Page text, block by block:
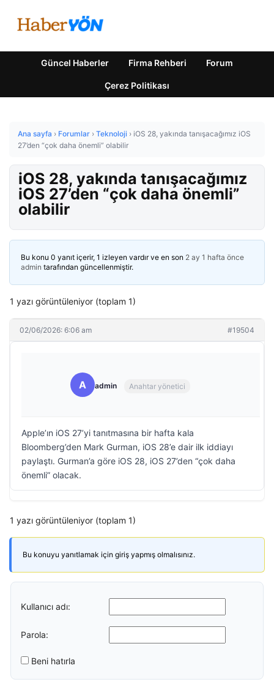
Güncel Haberler Firma Rehberi Forum
Çerez Politikası
Ana sayfa › Forumlar › Teknoloji › iOS 28, yakında tanışacağımız iOS
27’den “çok daha önemli” olabilir
iOS 28, yakında tanışacağımız
iOS 27’den “çok daha önemli”
olabilir
Bu konu 0 yanıt içerir, 1 izleyen vardır ve en son 2 ay 1 hafta önce
admin tarafından güncellenmiştir.
1 yazı görüntüleniyor (toplam 1)
02/06/2026: 6:06 am #19504
A admin Anahtar yönetici
Apple’ın iOS 27’yi tanıtmasına bir hafta kala
Bloomberg’den Mark Gurman, iOS 28’e dair ilk iddiayı
paylaştı. Gurman’a göre iOS 28, iOS 27’den “çok daha
önemli” olacak.
1 yazı görüntüleniyor (toplam 1)
Bu konuyu yanıtlamak için giriş yapmış olmalısınız.
Kullanıcı adı:
Parola:
Beni hatırla